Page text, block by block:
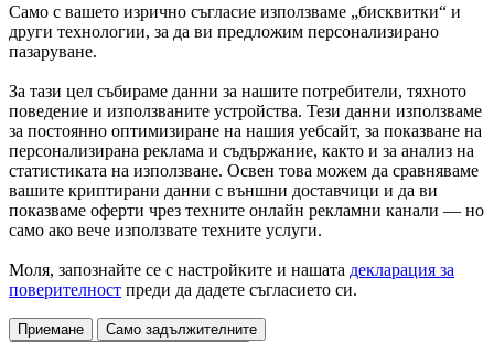
Само с вашето изрично съгласие използваме „бисквитки“ и
други технологии, за да ви предложим персонализирано
пазаруване.
За тази цел събираме данни за нашите потребители, тяхното
поведение и използваните устройства. Тези данни използваме
за постоянно оптимизиране на нашия уебсайт, за показване на
персонализирана реклама и съдържание, както и за анализ на
статистиката на използване. Освен това можем да сравняваме
вашите криптирани данни с външни доставчици и да ви
показваме оферти чрез техните онлайн рекламни канали — но
само ако вече използвате техните услуги.
Моля, запознайте се с настройките и нашата декларация за
поверителност преди да дадете съгласието си.
Приемане
Само задължителните